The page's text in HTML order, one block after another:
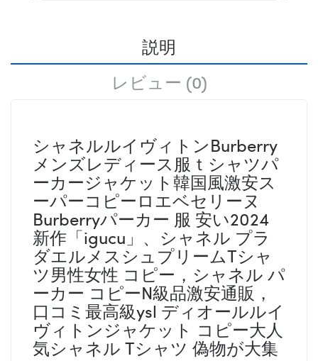
説明
レビュー (0)
シャネルルイヴィトンBurberry
メンズレディース服ｔシャツパ
ーカージャケット韓国風激安ス
ーパーコピーロエベセリーヌ
Burberryパーカー 服 安い2024
新作「igucu」、シャネル プラ
ダエルメスシュプリームTシャ
ツ男性女性 コピー，シャネル パ
ーカー コピーN級品激安通販，
口コミ最高級ysl ディオールルイ
ヴィトンジャケット コピー大人
気シャネル Tシャツ 偽物が大集